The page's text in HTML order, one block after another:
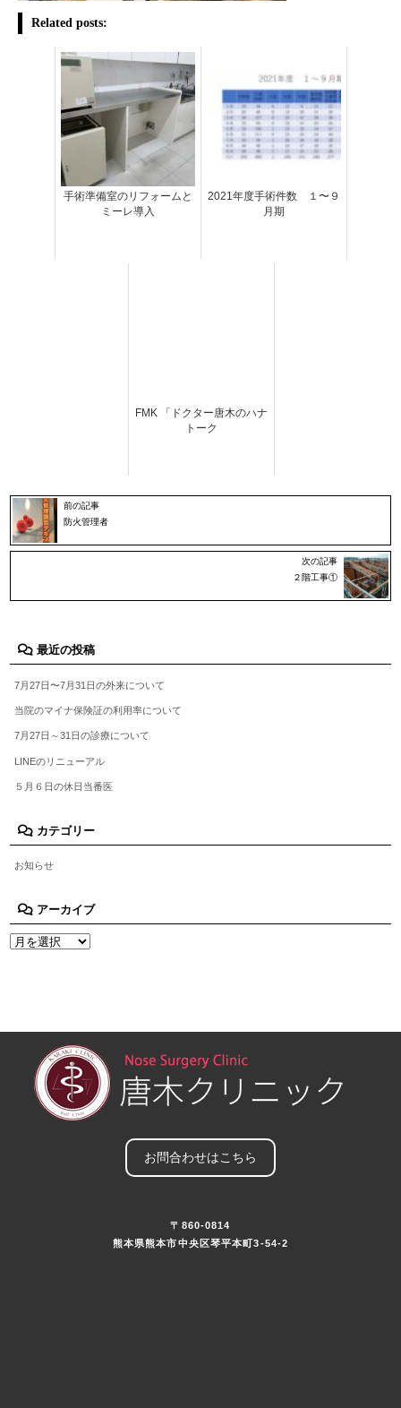
Related posts:
手術準備室のリフォームと
ミーレ導入
2021年度手術件数 １〜９
月期
FMK 「ドクター唐木のハナ
トーク
前の記事
防火管理者
次の記事
２階工事①
最近の投稿
7月27日〜7月31日の外来について
当院のマイナ保険証の利用率について
7月27日～31日の診療について
LINEのリニューアル
５月６日の休日当番医
カテゴリー
お知らせ
アーカイブ
お問合わせはこちら
〒860-0814
熊本県熊本市中央区琴平本町3-54-2